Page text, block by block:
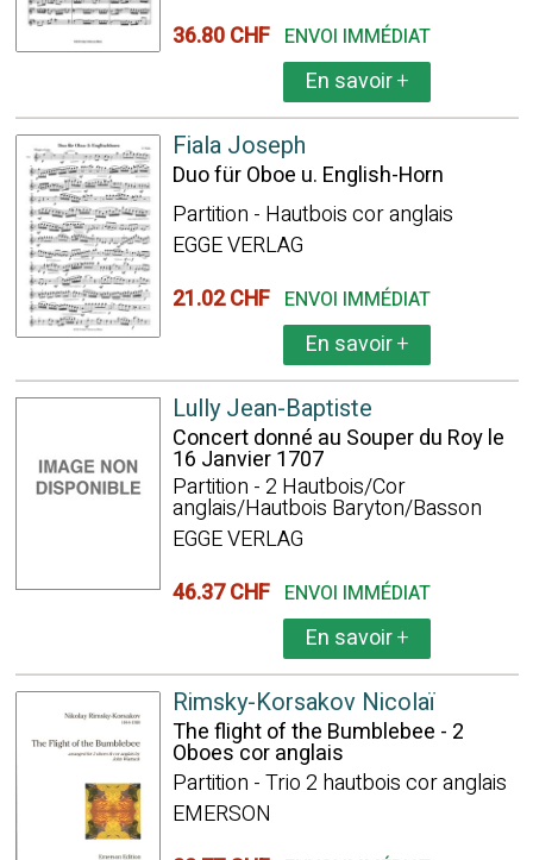
36.80 CHF ENVOI IMMÉDIAT
En savoir+
Fiala Joseph
Duo für Oboe u. English-Horn
Partition - Hautbois cor anglais
EGGE VERLAG
21.02 CHF ENVOI IMMÉDIAT
En savoir+
Lully Jean-Baptiste
Concert donné au Souper du Roy le
16 Janvier 1707
Partition - 2 Hautbois/Cor
anglais/Hautbois Baryton/Basson
EGGE VERLAG
46.37 CHF ENVOI IMMÉDIAT
En savoir+
Rimsky-Korsakov Nicolaï
The flight of the Bumblebee - 2
Oboes cor anglais
Partition - Trio 2 hautbois cor anglais
EMERSON